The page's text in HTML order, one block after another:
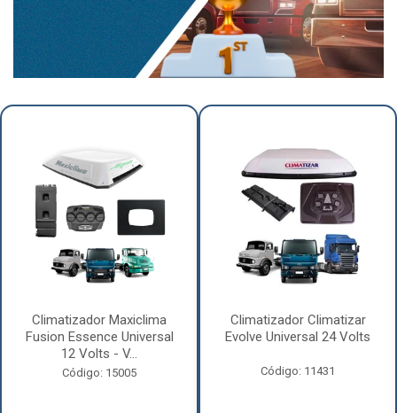
Climatizador Maxiclima
Fusion Essence Universal
12 Volts - V...
Código: 15005
Climatizador Climatizar
Evolve Universal 24 Volts
Código: 11431